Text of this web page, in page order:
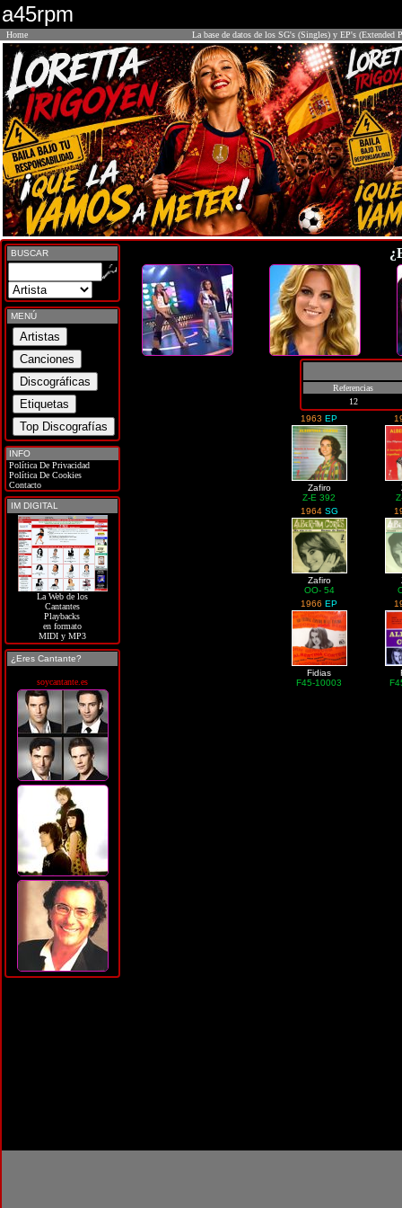
a45rpm
Home La base de datos de los SG's (Singles) y EP's (Extended
BUSCAR
MENÚ
INFO
Política De Privacidad
Política De Cookies
Contacto
IM DIGITAL
La Web de los
Cantantes
Playbacks
en formato
MIDI y MP3
¿Eres Cantante?
soycantante.es
Referencias
12
1963EP
Zafiro
Z-E 392
1964 SG
Zafiro
OO- 54
1966EP
Fidias
F45-10003